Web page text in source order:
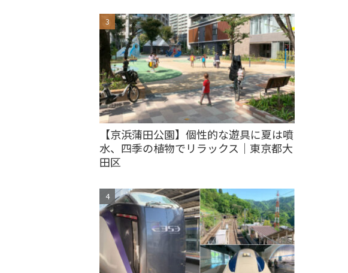
【京浜蒲田公園】個性的な遊具に夏は噴
水、四季の植物でリラックス｜東京都大
田区